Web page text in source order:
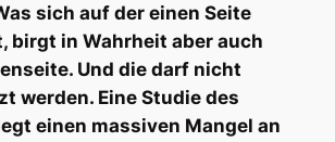
sich auf der einen Seite
birgt in Wahrheit aber auch
Und die darf nicht
werden. Eine Studie des
einen massiven Mangel an